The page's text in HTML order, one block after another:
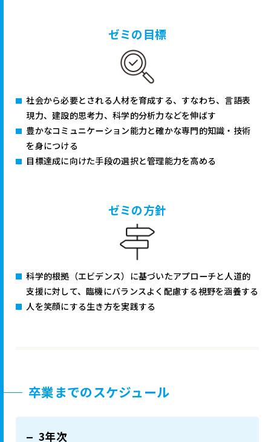
ゼミの目標
社会から必要とされる人材を育成する、すなわち、言語表
現力、建設的思考力、科学的分析力などを伸ばす
豊かなコミュニケーション能力と確かな専門的知識・技術
を身につける
目標達成に向けた手段の選択と管理能力を高める
ゼミの方針
科学的根拠（エビデンス）に基づいたアプローチと人道的
支援に対して、臨機にバランスよく配慮する視野を涵養する
人を笑顔にする生き方を実践する
卒業までのスケジュール
3年次